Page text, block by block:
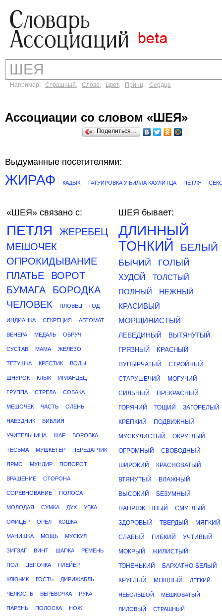
Например: Страшный, Слово, Цвет, Принц, Сердце
Ассоциации со словом «ШЕЯ»
Поделиться…
Выдуманные посетителями:
ЖИРАФ КАДЫК ТАТУИРОВКА У БИЛЛА КАУЛИТЦА ПЕТЛЯ
«ШЕЯ» связано с:
ПЕТЛЯ
ЖЕРЕБЕЦ
МЕШОЧЕК
ОПРОКИДЫВАНИЕ
ПЛАТЬЕ
ВОРОТ
БУМАГА
БОРОДКА
ЧЕЛОВЕК
ПЛОВЕЦ ГОД
ИНДИАНКА СЕКРЕЦИЯ АВТОМАТ
ВЕНЕРА МЕДАЛЬ ОБРУЧ
СУСТАВ МАМА ЖЕЛЕЗО
ТЕТУШКА КРЕСТИК ВОДЫ
ШНУРОК КЛЫК ИРЛАНДЕЦ
ГРУППА СТРЕЛА СОБАКА
МЕШОЧЕК ЧАСТЬ ОЛЕНЬ
НАЕЗДНИК БИБЛИЯ
УЧИТЕЛЬНИЦА ШАР ВОРОВКА
ТЕСЬМА МУШКЕТЕР ПЕРЕДАТЧИК
ЯРМО МУНДИР ПОВОРОТ
ВРАЩЕНИЕ СТОРОНА
СОРЕВНОВАНИЕ ПОЛОСА
МОЛОДАЯ СУМКА ДУХ УБКА
ОФИЦЕР ОРЕЛ КОШКА
МАНИШКА МОЩЬ МУСКУЛ
ЗИГЗАГ ВИНТ ШАПКА РЕМЕНЬ
ПОЛ ЦЕПОЧКА ПЛЕЙЕР
КЛЮЧИК ГОСТЬ ДИРИЖАБЛЬ
ЧЕЛЮСТЬ ВЕРЕВОЧКА РУКА
ПАРЕНЬ ПОЛОСКА НОЖ
ШЕЯ бывает:
ДЛИННЫЙ
ТОНКИЙ БЕЛЫЙ
БЫЧИЙ ГОЛЫЙ
ХУДОЙ
ТОЛСТЫЙ
ПОЛНЫЙ
НЕЖНЫЙ
КРАСИВЫЙ
МОРЩИНИСТЫЙ
ЛЕБЕДИНЫЙ
ВЫТЯНУТЫЙ
ГРЯЗНЫЙ
КРАСНЫЙ
ПУПЫРЧАТЫЙ СТРОЙНЫЙ
СТАРУШЕЧИЙ МОГУЧИЙ
СИЛЬНЫЙ ПРЕКРАСНЫЙ
ГОРЯЧИЙ ТОЩИЙ ЗАГОРЕЛЫЙ
КРЕПКИЙ ПОДВИЖНЫЙ
МУСКУЛИСТЫЙ ОКРУГЛЫЙ
ОГРОМНЫЙ СВОБОДНЫЙ
ШИРОКИЙ КРАСНОВАТЫЙ
ВТЯНУТЫЙ ВЛАЖНЫЙ
ВЫСОКИЙ БЕЗУМНЫЙ
НАПРЯЖЕННЫЙ СМУГЛЫЙ
ЗДОРОВЫЙ ТВЕРДЫЙ МЯГКИЙ
СЛАБЫЙ ГИБКИЙ УЧТИВЫЙ
МОКРЫЙ ЖИЛИСТЫЙ
ТОНЕНЬКИЙ БАРХАТНО-БЕЛЫЙ
КРУГЛЫЙ МОЩНЫЙ ЛЕГКИЙ
НЕБОЛЬШОЙ МЕШКОВАТЫЙ
ЛИЛОВЫЙ СТРАШНЫЙ